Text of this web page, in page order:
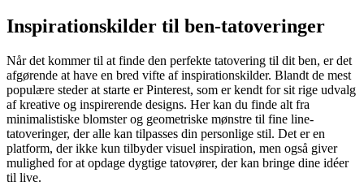
Inspirationskilder til ben-tatoveringer
Når det kommer til at finde den perfekte tatovering til dit ben, er det
afgørende at have en bred vifte af inspirationskilder. Blandt de mest
populære steder at starte er Pinterest, som er kendt for sit rige udvalg
af kreative og inspirerende designs. Her kan du finde alt fra
minimalistiske blomster og geometriske mønstre til fine line-
tatoveringer, der alle kan tilpasses din personlige stil. Det er en
platform, der ikke kun tilbyder visuel inspiration, men også giver
mulighed for at opdage dygtige tatovører, der kan bringe dine idéer
til live.